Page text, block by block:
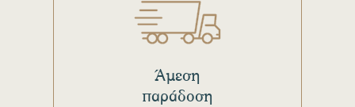
Άμεση
παράδοση